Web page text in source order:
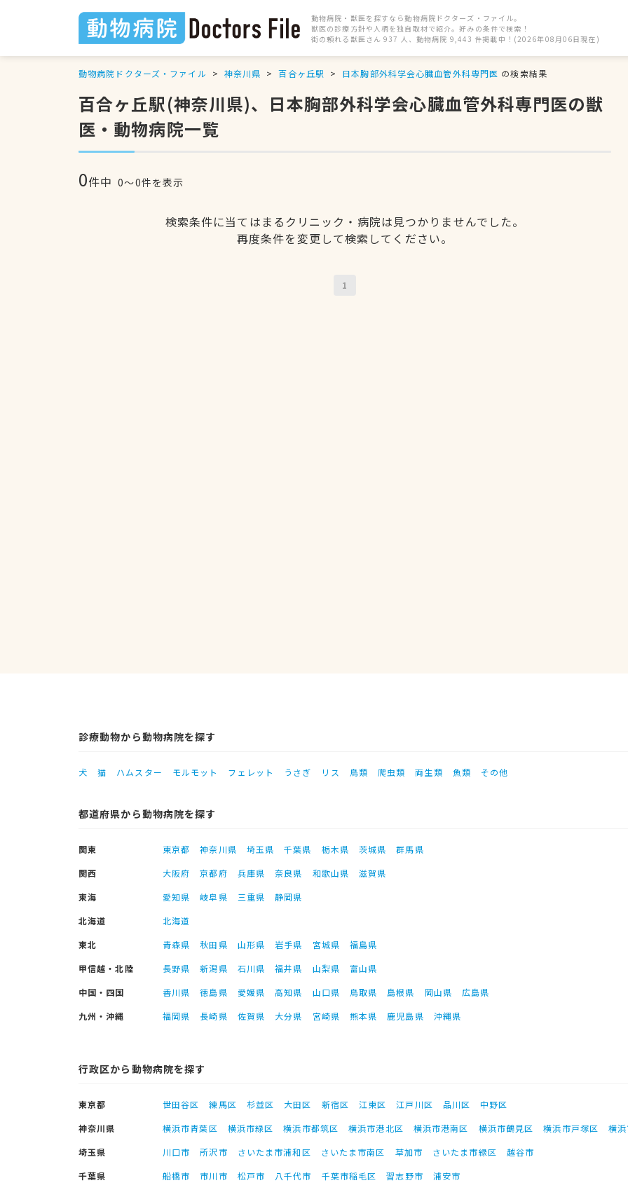
動物病院・獣医を探すなら動物病院ドクターズ・ファイル。
獣医の診療方針や人柄を独自取材で紹介。好みの条件で検索！
街の頼れる獣医さん 937 人、動物病院 9,443 件掲載中！(2026年08月06日現在)
動物病院ドクターズ・ファイル 神奈川県 百合ヶ丘駅 日本胸部外科学会心臓血管外科専門医 の検索結果
百合ヶ丘駅(神奈川県)、日本胸部外科学会心臓血管外科専門医の獣
医・動物病院一覧
0件中 0〜0件を表示
検索条件に当てはまるクリニック・病院は見つかりませんでした。
再度条件を変更して検索してください。
1
診療動物から動物病院を探す
犬 猫 ハムスター モルモット フェレット うさぎ リス 鳥類 爬虫類 両生類 魚類 その他
都道府県から動物病院を探す
関東 東京都 神奈川県 埼玉県 千葉県 栃木県 茨城県
群馬県
関西
大阪府 京都府 兵庫県 奈良県 和歌山県
滋賀県
東海
愛知県 岐阜県 三重県
静岡県
北海道
北海道
東北
青森県 秋田県 山形県 岩手県 宮城県
福島県
甲信越・北陸
長野県 新潟県 石川県 福井県 山梨県
富山県
中国・四国
香川県 徳島県 愛媛県 高知県 山口県 鳥取県 島根県 岡山県
広島県
九州・沖縄
福岡県 長崎県 佐賀県 大分県 宮崎県 熊本県 鹿児島県 沖縄県
行政区から動物病院を探す
東京都 世田谷区 練馬区 杉並区 大田区 新宿区 江東区 江戸川区 品川区
中野区
神奈川県
横浜市青葉区 横浜市緑区 横浜市都筑区 横浜市港北区 横浜市港南区 横浜市鶴見区 横浜市戸塚区
横
埼玉県
川口市 所沢市 さいたま市浦和区 さいたま市南区 草加市 さいたま市緑区
越谷市
千葉県
船橋市 市川市 松戸市 八千代市 千葉市稲毛区 習志野市 浦安市